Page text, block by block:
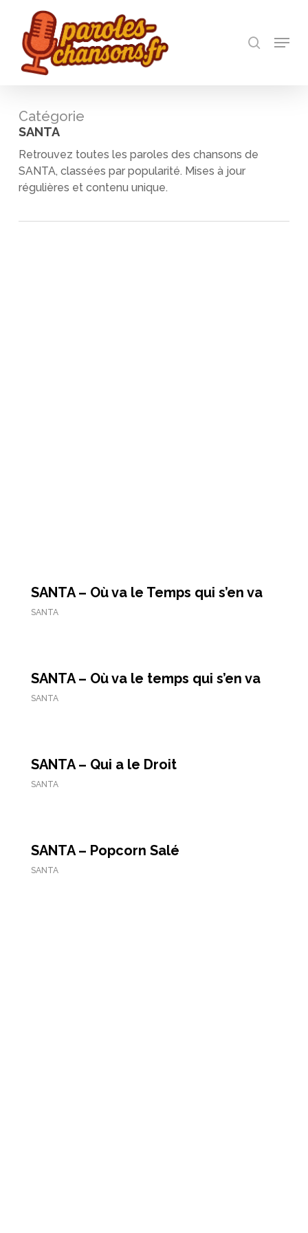
main
content
Menu
Catégorie
SANTA
Retrouvez toutes les paroles des chansons de
SANTA, classées par popularité. Mises à jour
régulières et contenu unique.
SANTA – Où va le Temps qui s’en va
SANTA
SANTA – Où va le temps qui s’en va
SANTA
SANTA – Qui a le Droit
SANTA
SANTA – Popcorn Salé
SANTA
Close